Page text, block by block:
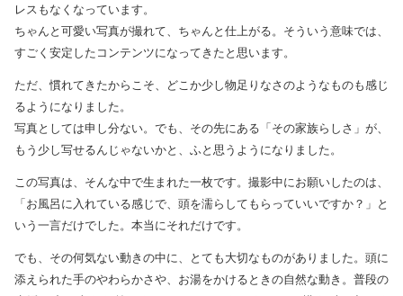
レスもなくなっています。
ちゃんと可愛い写真が撮れて、ちゃんと仕上がる。そういう意味では、
すごく安定したコンテンツになってきたと思います。
ただ、慣れてきたからこそ、どこか少し物足りなさのようなものも感じ
るようになりました。
写真としては申し分ない。でも、その先にある「その家族らしさ」が、
もう少し写せるんじゃないかと、ふと思うようになりました。
この写真は、そんな中で生まれた一枚です。撮影中にお願いしたのは、
「お風呂に入れている感じで、頭を濡らしてもらっていいですか？」と
いう一言だけでした。本当にそれだけです。
でも、その何気ない動きの中に、とても大切なものがありました。頭に
添えられた手のやわらかさや、お湯をかけるときの自然な動き。普段の